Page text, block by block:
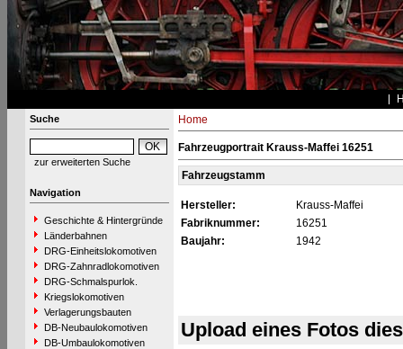
Suche
zur erweiterten Suche
Navigation
Geschichte & Hintergründe
Länderbahnen
DRG-Einheitslokomotiven
DRG-Zahnradlokomotiven
DRG-Schmalspurlok.
Kriegslokomotiven
Verlagerungsbauten
DB-Neubaulokomotiven
DB-Umbaulokomotiven
Home
Fahrzeugportrait Krauss-Maffei 16251
Fahrzeugstamm
Hersteller:
Krauss-Maffei
Fabriknummer:
16251
Baujahr:
1942
Upload eines Fotos